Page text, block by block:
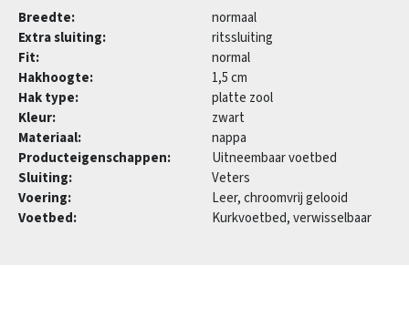
Breedte:
normaal
Extra sluiting:
ritssluiting
Fit:
normal
Hakhoogte:
1,5 cm
Hak type:
platte zool
Kleur:
zwart
Materiaal:
nappa
Producteigenschappen:
Uitneembaar voetbed
Sluiting:
Veters
Voering:
Leer, chroomvrij gelooid
Voetbed:
Kurkvoetbed, verwisselbaar